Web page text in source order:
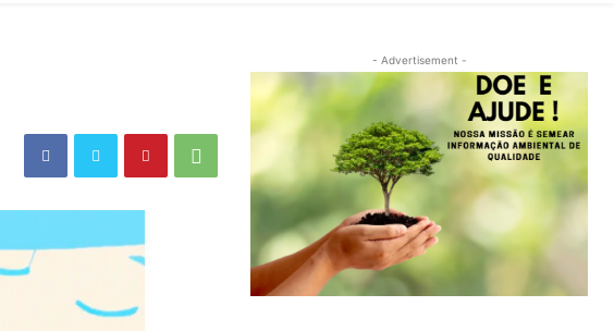
- Advertisement -